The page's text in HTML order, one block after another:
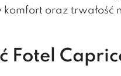
oraz trwałość
Fotel